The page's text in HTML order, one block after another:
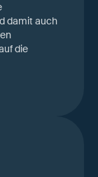
damit auch
die